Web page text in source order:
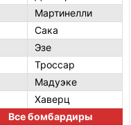
Мартинелли
Сака
Эзе
Троссар
Мадуэке
Хаверц
Все бомбардиры